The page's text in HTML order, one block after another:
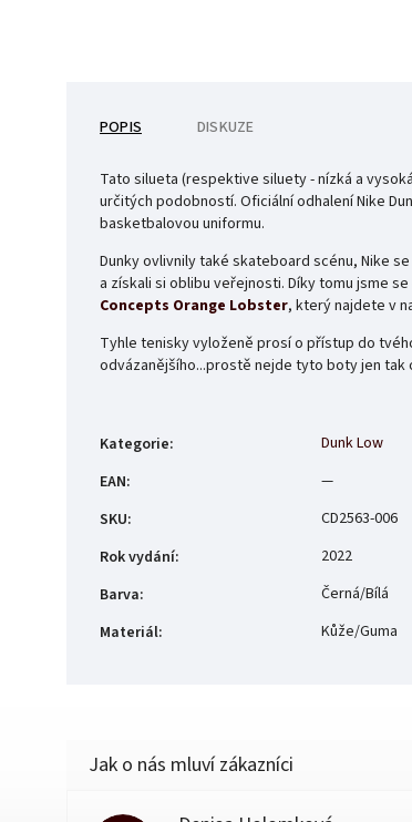
POPIS DISKUZE
Tato silueta (respektive siluety - nízká a
určitých podobností. Oficiální odhalení Nike
basketbalovou uniformu.
Dunky ovlivnily také skateboard scénu, Nike
a získali si oblibu veřejnosti. Díky tomu jsme
Concepts Orange Lobster, který najdete v
Tyhle tenisky vyloženě prosí o přístup do
odvázanějšího...prostě nejde tyto boty jen
Kategorie:
Dunk Low
EAN:
—
SKU:
CD2563-006
Rok vydání:
2022
Barva:
Černá/Bílá
Materiál: Kůže/Guma